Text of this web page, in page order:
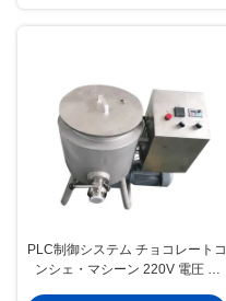
PLC制御システム チョコレートコ
ンシェ・マシーン 220V 電圧 0-